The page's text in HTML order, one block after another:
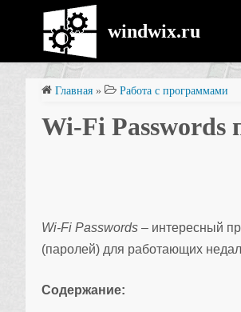
windwix.ru
Главная » Работа с программами
Wi-Fi Passwords
Wi-Fi Passwords – интересный
(паролей) для работающих
Содержание: